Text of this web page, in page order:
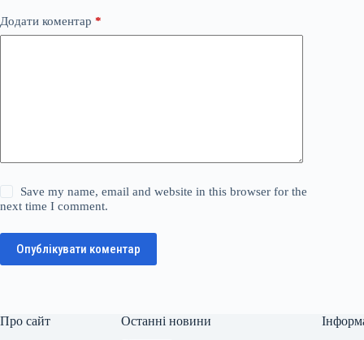
Додати коментар *
Save my name, email and website in this browser for the
next time I comment.
Опублікувати коментар
Про сайт Останні новини